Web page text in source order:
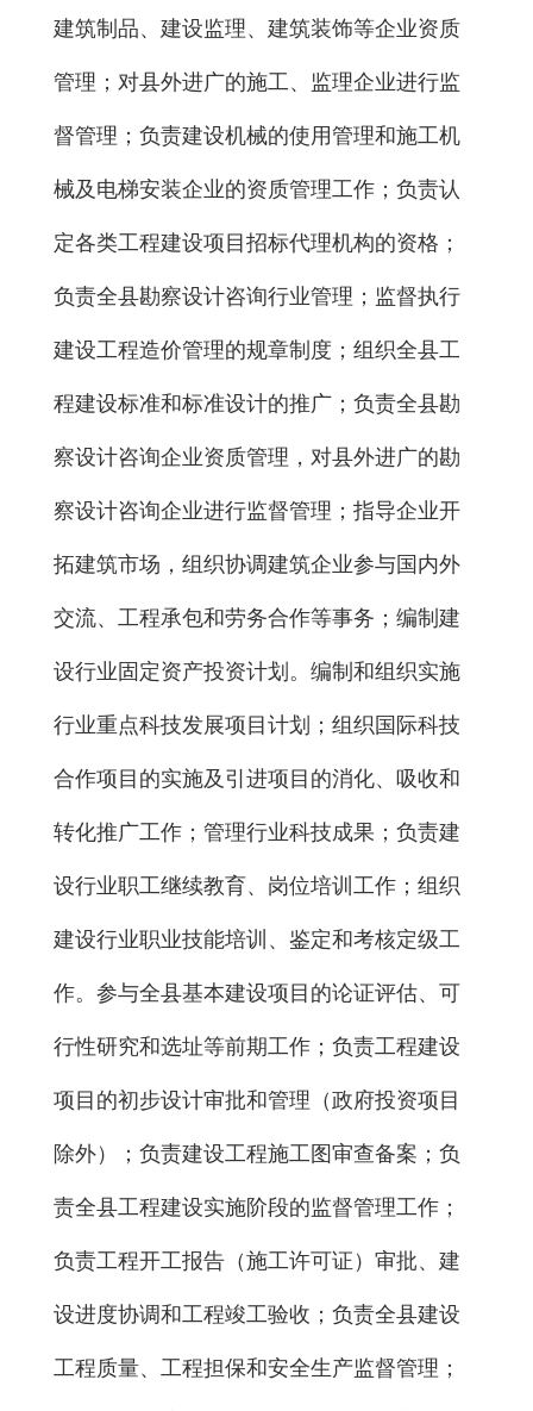
建筑制品、建设监理、建筑装饰等企业资质
管理；对县外进广的施工、监理企业进行监
督管理；负责建设机械的使用管理和施工机
械及电梯安装企业的资质管理工作；负责认
定各类工程建设项目招标代理机构的资格；
负责全县勘察设计咨询行业管理；监督执行
建设工程造价管理的规章制度；组织全县工
程建设标准和标准设计的推广；负责全县勘
察设计咨询企业资质管理，对县外进广的勘
察设计咨询企业进行监督管理；指导企业开
拓建筑市场，组织协调建筑企业参与国内外
交流、工程承包和劳务合作等事务；编制建
设行业固定资产投资计划。编制和组织实施
行业重点科技发展项目计划；组织国际科技
合作项目的实施及引进项目的消化、吸收和
转化推广工作；管理行业科技成果；负责建
设行业职工继续教育、岗位培训工作；组织
建设行业职业技能培训、鉴定和考核定级工
作。参与全县基本建设项目的论证评估、可
行性研究和选址等前期工作；负责工程建设
项目的初步设计审批和管理（政府投资项目
除外）；负责建设工程施工图审查备案；负
责全县工程建设实施阶段的监督管理工作；
负责工程开工报告（施工许可证）审批、建
设进度协调和工程竣工验收；负责全县建设
工程质量、工程担保和安全生产监督管理；